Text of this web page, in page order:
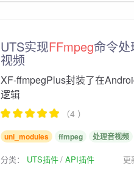
UTS实现FFmpeg命令处
视频
XF-ffmpegPlus封装了在
逻辑
（4 ）
uni_modules ffmpeg 处理音视频
分类： UTS插件 API插件 更